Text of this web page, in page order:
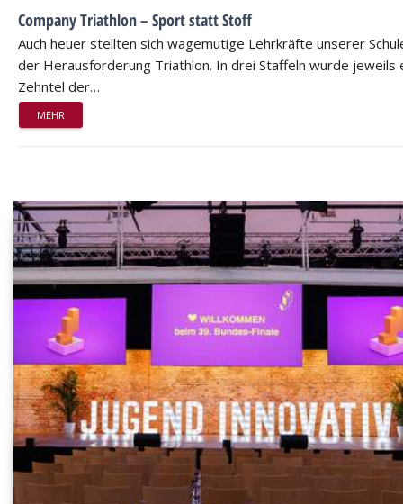
Company Triathlon – Sport statt Stoff
Auch heuer stellten sich wagemutige Lehrkräfte unserer
der Herausforderung Triathlon. In drei Staffeln wurde jeweils
Zehntel der…
MEHR